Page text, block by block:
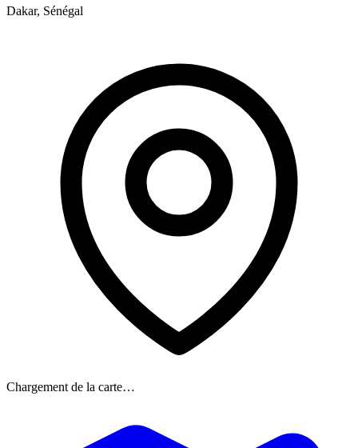
Dakar, Sénégal
Chargement de la carte…